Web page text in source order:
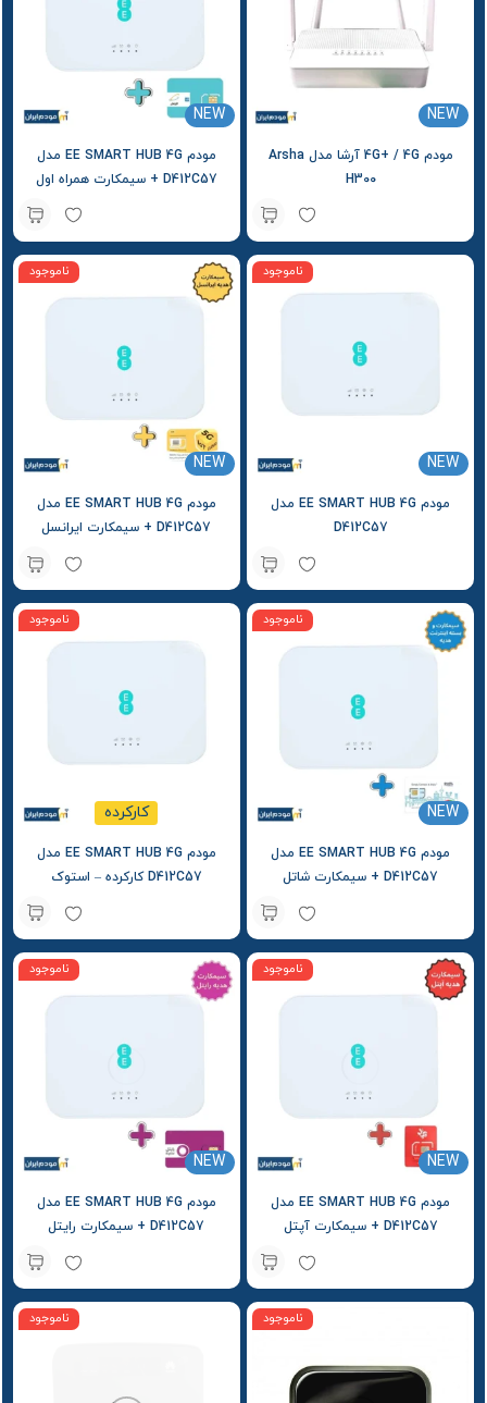
NEW
مودم 4G+ / 4G آرشا مدل Arsha
H300
NEW
مودم EE SMART HUB 4G مدل
D412C57 + سیمکارت همراه اول
ناموجود
NEW
مودم EE SMART HUB 4G مدل
D412C57
ناموجود
NEW
مودم EE SMART HUB 4G مدل
D412C57 + سیمکارت ایرانسل
ناموجود
NEW
مودم EE SMART HUB 4G مدل
D412C57 + سیمکارت شاتل
ناموجود
کارکرده
مودم EE SMART HUB 4G مدل
D412C57 کارکرده – استوک
ناموجود
NEW
مودم EE SMART HUB 4G مدل
D412C57 + سیمکارت آپتل
ناموجود
NEW
مودم EE SMART HUB 4G مدل
D412C57 + سیمکارت رایتل
ناموجود ناموجود